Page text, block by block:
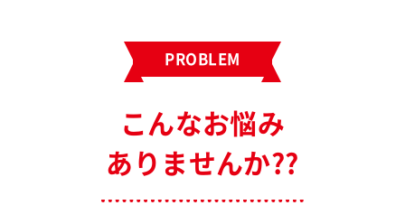
PROBLEM
こんなお悩み
ありませんか??